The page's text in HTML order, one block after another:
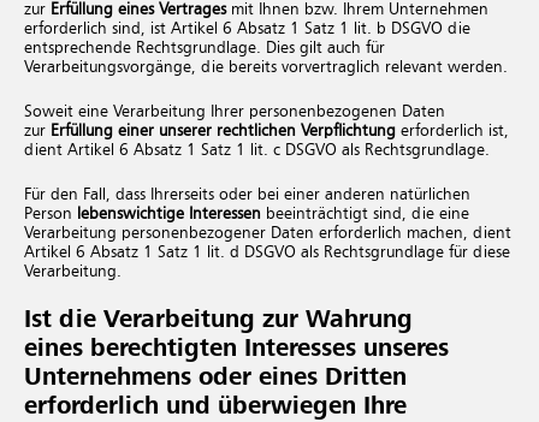
zur Erfüllung eines Vertragesmit Ihnen bzw. Ihrem Unternehmen
erforderlich sind, ist Artikel 6 Absatz 1 Satz 1 lit. b DSGVO die
entsprechende Rechtsgrundlage. Dies gilt auch für
Verarbeitungsvorgänge, die bereits vorvertraglich relevant werden.
Soweit eine Verarbeitung Ihrer personenbezogenen Daten
zur Erfüllung einer unserer rechtlichen Verpflichtung erforderlich ist,
dient Artikel 6 Absatz 1 Satz 1 lit. c DSGVO als Rechtsgrundlage.
Für den Fall, dass Ihrerseits oder bei einer anderen natürlichen
Person lebenswichtige Interessen beeinträchtigt sind, die eine
Verarbeitung personenbezogener Daten erforderlich machen, dient
Artikel 6 Absatz 1 Satz 1 lit. d DSGVO als Rechtsgrundlage für diese
Verarbeitung.
Ist die Verarbeitung zur Wahrung
eines berechtigten Interesses unseres
Unternehmens oder eines Dritten
erforderlich und überwiegen Ihre